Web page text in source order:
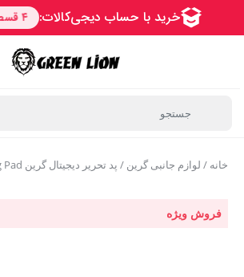
خانه / لوازم جانبی گرین / پد تحریر دیجیتال گرین Green Digital Writing Pad
فروش ویژه